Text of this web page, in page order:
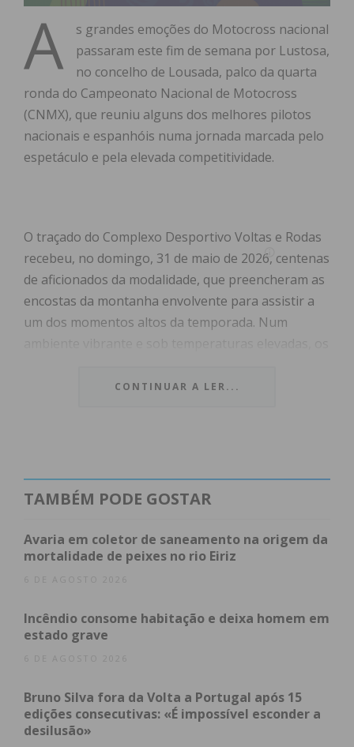
A
s grandes emoções do Motocross nacional
passaram este fim de semana por Lustosa,
no concelho de Lousada, palco da quarta
ronda do Campeonato Nacional de Motocross
(CNMX), que reuniu alguns dos melhores pilotos
nacionais e espanhóis numa jornada marcada pelo
espetáculo e pela elevada competitividade.
O traçado do Complexo Desportivo Voltas e Rodas
recebeu, no domingo, 31 de maio de 2026, centenas
de aficionados da modalidade, que preencheram as
encostas da montanha envolvente para assistir a
um dos momentos altos da temporada. Num
grande qualidade.
como uma das grandes referências do motocross
Índice
Gerard Congost reforça liderança do campeonato
de MX1
Motocross”
Subscreva a newsletter do Imediato
CONTINUAR A LER...
TAMBÉM PODE GOSTAR
Avaria em coletor de saneamento na origem da
mortalidade de peixes no rio Eiriz
6 DE AGOSTO 2026
Incêndio consome habitação e deixa homem em
estado grave
6 DE AGOSTO 2026
Bruno Silva fora da Volta a Portugal após 15
edições consecutivas: «É impossível esconder a
desilusão»